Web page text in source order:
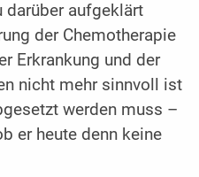
darüber aufgeklärt
der Chemotherapie
Erkrankung und der
nicht mehr sinnvoll ist
werden muss –
er heute denn keine